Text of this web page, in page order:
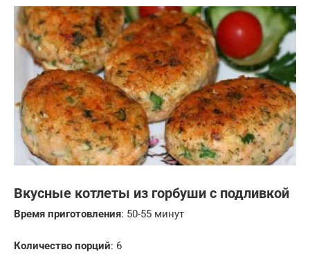
Вкусные котлеты из горбуши с подливкой
Время приготовления: 50-55 минут
Количество порций: 6